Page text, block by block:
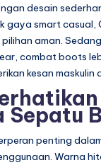
desain
gaya smart casual,
aman.
combat boots
kesan maskulin
Sepatu
penting
Warna